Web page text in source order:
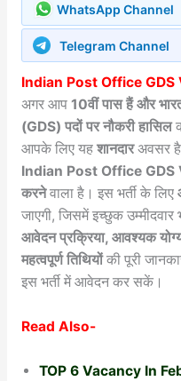
WhatsApp Channel
Telegram Channel
Indian Post Office
अगर आप10वीं पास हैं और
(GDS) पदों पर नौकरी हासिल
आपके लिए यह शानदारअवसर
Indian Post Office
करनेवाला है। इस भर्ती के लिए
जाएगी, जिसमें इच्छुक
आवेदन प्रक्रिया, आवश्यक
महत्वपूर्ण तिथियोंकी पूरी
इस भर्ती में आवेदन कर सकें।
Read Also-
TOP 6 Vacancy In